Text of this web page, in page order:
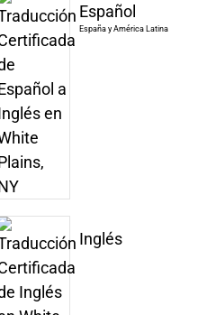
Español
España y América Latina
Inglés